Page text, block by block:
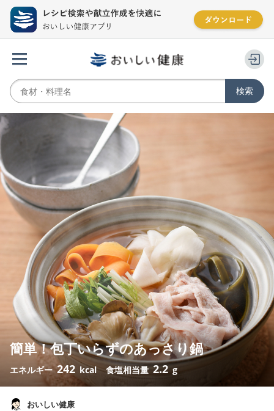
簡単！包丁いらずのあっさり鍋
エネルギー242 kcal 食塩相当量 2.2 g
おいしい健康